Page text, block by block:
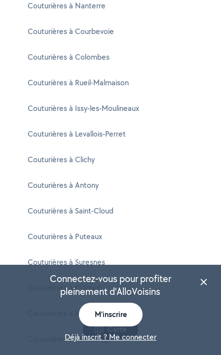
Couturières à Nanterre
Couturières à Courbevoie
Couturières à Colombes
Couturières à Rueil-Malmaison
Couturières à Issy-les-Moulineaux
Couturières à Levallois-Perret
Couturières à Clichy
Couturières à Antony
Couturières à Saint-Cloud
Couturières à Puteaux
Couturières à Suresnes
Couturières à Clamart
Couturières à Meudon
Couturières à Montrouge
Carte
Connectez-vous pour profiter
pleinement d'AlloVoisins
M'inscrire
Déjà inscrit ? Me connecter